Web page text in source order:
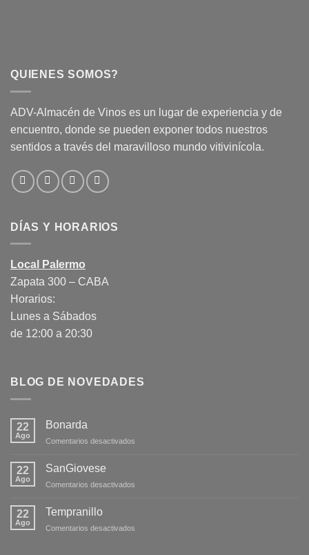
QUIENES SOMOS?
ADV-Almacén de Vinos es un lugar de experiencia y de
encuentro, donde se pueden exponer todos nuestros
sentidos a través del maravilloso mundo vitivinícola.
DÍAS Y HORARIOS
Local Palermo
Zapata 300 – CABA
Horarios:
Lunes a Sábados
de 12:00 a 20:30
BLOG DE NOVEDADES
22
Ago
Bonarda
Comentarios desactivados
22
Ago
SanGiovese
Comentarios desactivados
22
Ago
Tempranillo
Comentarios desactivados